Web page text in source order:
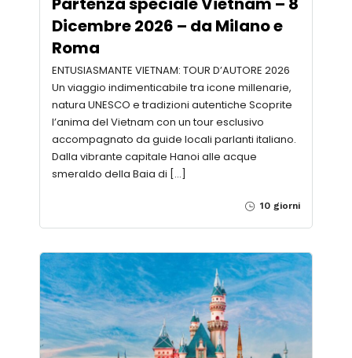
Dicembre 2026 – da Milano e
Roma
ENTUSIASMANTE VIETNAM: TOUR D’AUTORE 2026
Un viaggio indimenticabile tra icone millenarie,
natura UNESCO e tradizioni autentiche Scoprite
l’anima del Vietnam con un tour esclusivo
accompagnato da guide locali parlanti italiano.
Dalla vibrante capitale Hanoi alle acque
smeraldo della Baia di […]
10 giorni